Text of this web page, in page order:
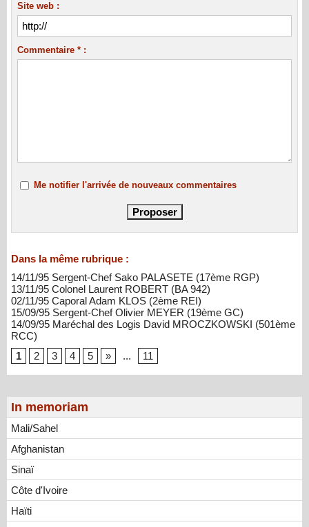
In memoriam
Mali/Sahel
Afghanistan
Sinaï
Côte d'Ivoire
Haïti
Site web :
Commentaire * :
Me notifier l'arrivée de nouveaux commentaires
Dans la même rubrique :
14/11/95 Sergent-Chef Sako PALASETE (17ème RGP)
13/11/95 Colonel Laurent ROBERT (BA 942)
02/11/95 Caporal Adam KLOS (2ème REI)
15/09/95 Sergent-Chef Olivier MEYER (19ème GC)
14/09/95 Maréchal des Logis David MROCZKOWSKI (501ème
RCC)
1
2 3 4 5 » ... 11